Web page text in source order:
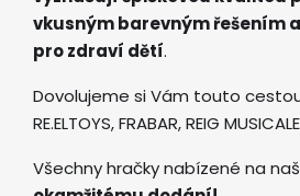
vkusným barevným řešením
pro zdraví dětí.
Dovolujeme si Vám touto cestou
RE.ELTOYS, FRABAR, REIG
Všechny hračky nabízené na